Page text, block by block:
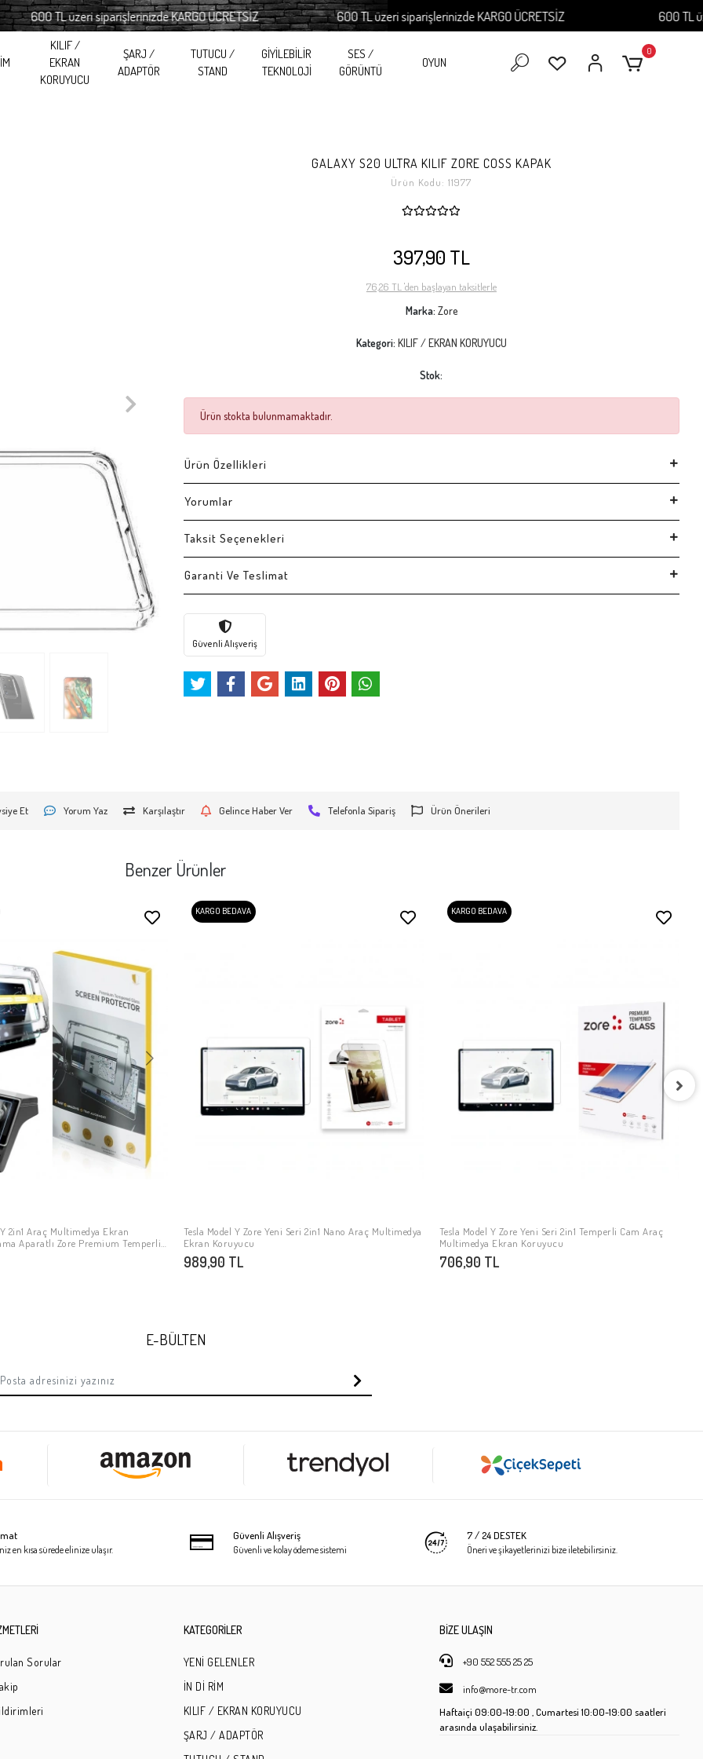
600 TL üzeri siparişlerinizde KARGO ÜCRETSİZ 600 TL üzeri siparişlerinizde KARGO ÜCRETSİZ 600 TL üzeri
KILIF /
EKRAN
KORUYUCU
ŞARJ /
ADAPTÖR
TUTUCU /
STAND
GİYİLEBİLİR
TEKNOLOJİ
SES /
GÖRÜNTÜ
OYUN
0
GALAXY S20 ULTRA KILIF ZORE COSS KAPAK
Ürün Kodu:11977
397,90 TL
76,26 TL 'den başlayan taksitlerle
Marka: Zore
Kategori: KILIF / EKRAN KORUYUCU
Stok:
Ürün stokta bulunmamaktadır.
Ürün Özellikleri
Yorumlar
Taksit Seçenekleri
Garanti Ve Teslimat
Güvenli Alışveriş
Et Yorum Yaz Karşılaştır Gelince Haber Ver Telefonla Sipariş Ürün Önerileri
Benzer Ürünler
SEPETE EKLE
2in1 Araç Multimedya Ekran
Aparatlı Zore Premium Temperli
KARGO BEDAVA
SEPETE EKLE
Tesla Model Y Zore Yeni Seri 2in1 Nano Araç Multimedya
Ekran Koruyucu
989,90 TL
KARGO BEDAVA
SEPETE EKLE
Tesla Model Y Zore Yeni Seri 2in1 Temperli Cam Araç
Multimedya Ekran Koruyucu
706,90 TL
E-BÜLTEN
en kısa sürede elinize ulaşır.
Güvenli Alışveriş
Güvenli ve kolay ödeme sistemi
7 / 24 DESTEK
Öneri ve şikayetlerinizi bize iletebilirsiniz.
Sorular
KATEGORİLER
YENİ GELENLER
İN Dİ RİM
KILIF / EKRAN KORUYUCU
ŞARJ / ADAPTÖR
BİZE ULAŞIN
+90 552 555 25 25
info@more-tr.com
Haftaiçi 09:00-19:00 , Cumartesi10:00-19:00 saatleri
arasında ulaşabilirsiniz.